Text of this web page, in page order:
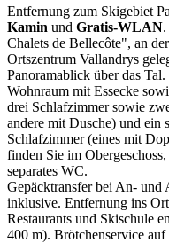
Entfernung zum Skigebiet
Kamin und Gratis-WLAN
Chalets de Bellecôte", an
Ortszentrum Vallandrys
Panoramablick über das
Wohnraum mit Essecke
drei Schlafzimmer sowie
andere mit Dusche) und ein
Schlafzimmer (eines mit
finden Sie im
separates WC.
Gepäcktransfer bei An- und
inklusive. Entfernung ins
Restaurants und Skischule
400 m). Brötchenservice